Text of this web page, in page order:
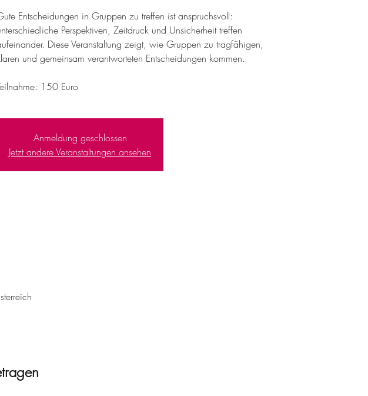
Entscheidungen in Gruppen zu treffen ist anspruchsvoll:
Perspektiven, Zeitdruck und Unsicherheit treffen
Diese Veranstaltung zeigt, wie Gruppen zu tragfähigen,
und gemeinsam verantworteten Entscheidungen kommen.
150 Euro
Anmeldung geschlossen
Jetzt andere Veranstaltungen ansehen